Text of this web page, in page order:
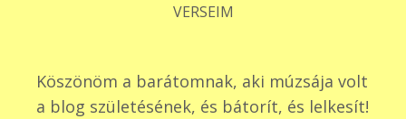
VERSEIM
Köszönöm a barátomnak, aki múzsája volt
a blog születésének, és bátorít, és lelkesít!